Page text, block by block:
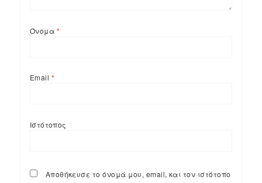
Όνομα *
Email *
Ιστότοπος
Αποθήκευσε το όνομά μου, email, και τον ιστότοπο